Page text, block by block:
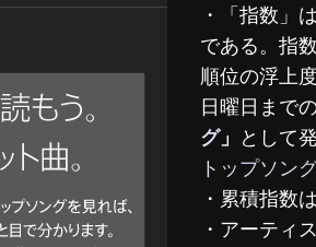
・「指数」
である。指
順位の浮上
日曜日まで
グ」 として
トップソン
・累積指数
・アーティ